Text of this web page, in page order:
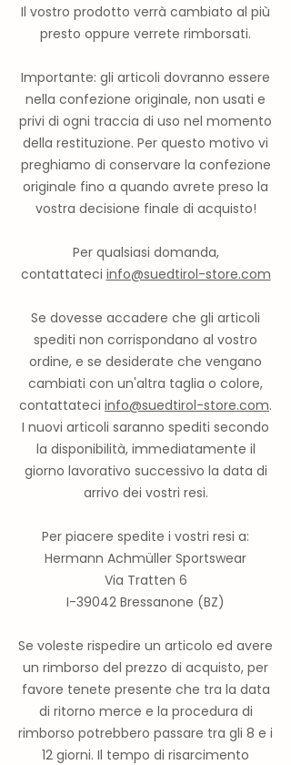
Il vostro prodotto verrà cambiato al più
presto oppure verrete rimborsati.
Importante: gli articoli dovranno essere
nella confezione originale, non usati e
privi di ogni traccia di uso nel momento
della restituzione. Per questo motivo vi
preghiamo di conservare la confezione
originale fino a quando avrete preso la
vostra decisione finale di acquisto!
Per qualsiasi domanda,
contattateci info@suedtirol-store.com
Se dovesse accadere che gli articoli
spediti non corrispondano al vostro
ordine, e se desiderate che vengano
cambiati con un'altra taglia o colore,
contattateci info@suedtirol-store.com.
I nuovi articoli saranno spediti secondo
la disponibilità, immediatamente il
giorno lavorativo successivo la data di
arrivo dei vostri resi.
Per piacere spedite i vostri resi a:
Hermann Achmüller Sportswear
Via Tratten 6
I-39042 Bressanone (BZ)
Se voleste rispedire un articolo ed avere
un rimborso del prezzo di acquisto, per
favore tenete presente che tra la data
di ritorno merce e la procedura di
rimborso potrebbero passare tra gli 8 e i
12 giorni. Il tempo di risarcimento